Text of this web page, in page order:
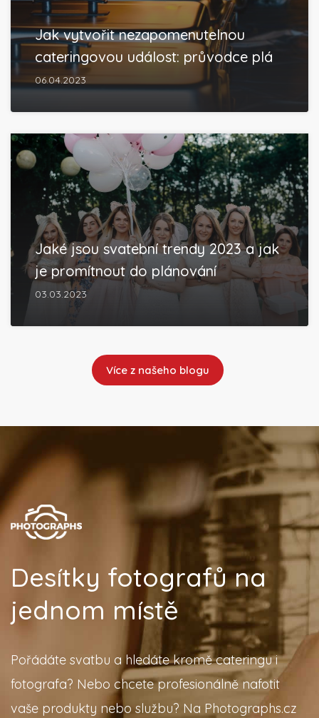
Jak vytvořit nezapomenutelnou
cateringovou událost: průvodce plá
06.04.2023
Jaké jsou svatební trendy 2023 a jak
je promítnout do plánování
03.03.2023
Více z našeho blogu
Desítky fotografů na
jednom místě
Pořádáte svatbu a hledáte kromě cateringu i
fotografa? Nebo chcete profesionálně nafotit
vaše produkty nebo službu? Na Photographs.cz